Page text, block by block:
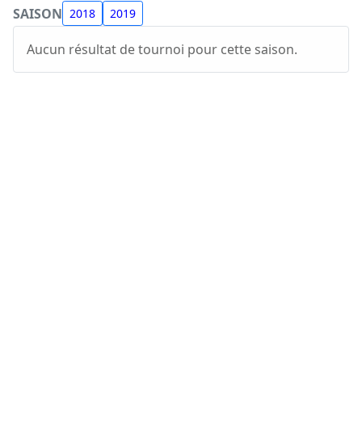
SAISON 2018 2019
Aucun résultat de tournoi pour cette saison.